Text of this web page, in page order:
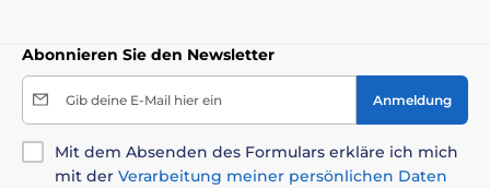
Abonnieren Sie den Newsletter
Gib deine E-Mail hier ein Anmeldung
Mit dem Absenden des Formulars erkläre ich mich
mit der Verarbeitung meiner persönlichen Daten